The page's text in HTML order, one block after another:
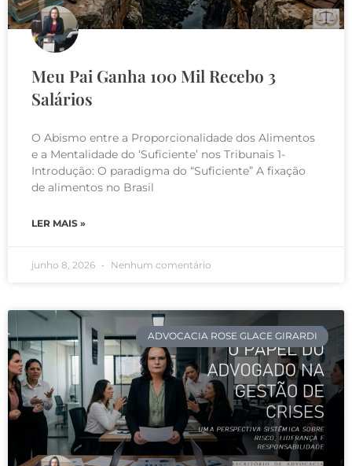
Meu Pai Ganha 100 Mil Recebo 3
Salários
O Abismo entre a Proporcionalidade dos Alimentos
e a Mentalidade do ‘Suficiente’ nos Tribunais 1-
Introdução: O paradigma do “Suficiente” A fixação
de alimentos no Brasil
LER MAIS »
junho 8, 2026 Nenhum comentário
ADVOCACIA ROSE GLACE GIRARDI